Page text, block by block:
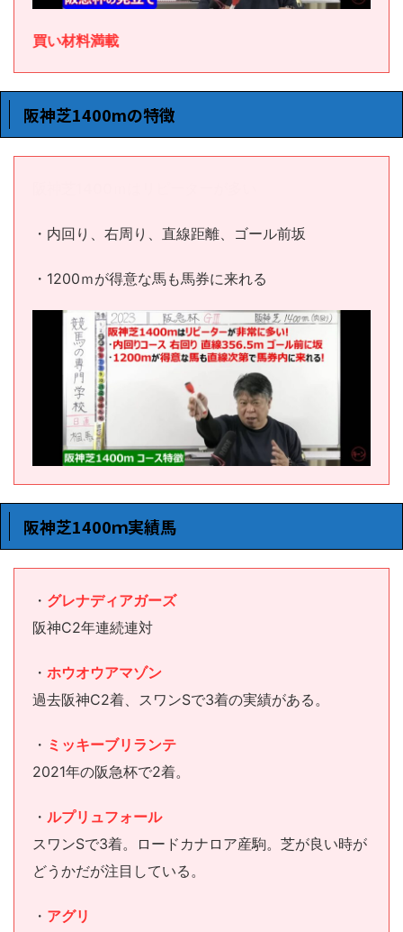
買い材料満載
阪神芝1400mの特徴
・内回り、右周り、直線距離、ゴール前坂
・1200ｍが得意な馬も馬券に来れる
阪神芝1400ｍ実績馬
・ グレナディアガーズ
阪神C2年連続連対
・ ホウオウアマゾン
過去阪神C2着、スワンSで3着の実績がある。
・ ミッキーブリランテ
2021年の阪急杯で2着。
・ ルプリュフォール
スワンSで3着。ロードカナロア産駒。芝が良い時が
どうかだが注目している。
・ アグリ